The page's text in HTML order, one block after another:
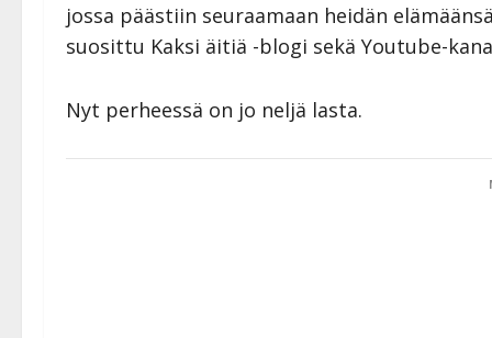
jossa päästiin seuraamaan heidän
suosittu Kaksi äitiä -blogi sekä Youtube-
Nyt perheessä on jo neljä lasta.